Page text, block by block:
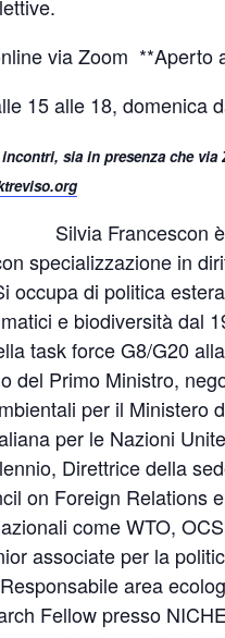
via Zoom **Aperto
15 alle 18, domenica
sia in presenza che via
Silvia Francescon
specializzazione in
occupa di politica
e biodiversità dal
task force G8/G20
del Primo Ministro,
per il Ministero
per le Nazioni
Direttrice della
on Foreign Relations
come WTO,
associate per la
area
Fellow presso